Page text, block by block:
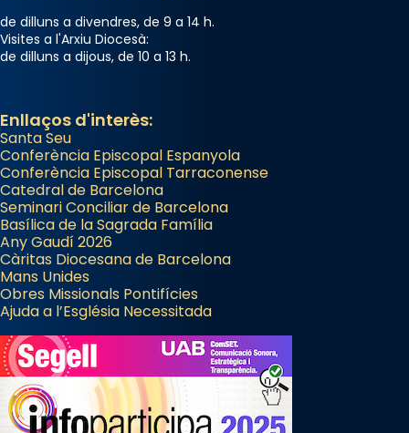
de dilluns a divendres, de 9 a 14 h.
Visites a l'Arxiu Diocesà:
de dilluns a dijous, de 10 a 13 h.
Enllaços d'interès:
Santa Seu
Conferència Episcopal Espanyola
Conferència Episcopal Tarraconense
Catedral de Barcelona
Seminari Conciliar de Barcelona
Basílica de la Sagrada Família
Any Gaudí 2026
Càritas Diocesana de Barcelona
Mans Unides
Obres Missionals Pontifícies
Ajuda a l’Església Necessitada